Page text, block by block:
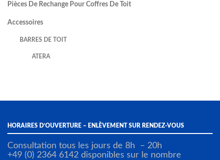
Pièces De Rechange Pour Coffres De Toit
Accessoires
BARRES DE TOIT
ATERA
HORAIRES D’OUVERTURE – ENLÈVEMENT SUR RENDEZ-VOUS
Consultation tous les jours de 8h – 20h
+49 (0) 2364 6142 disponibles sur le nombre